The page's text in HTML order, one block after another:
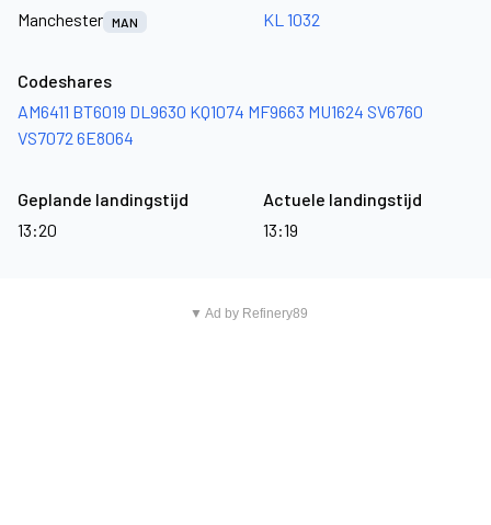
Manchester MAN
KL 1032
Codeshares
AM6411 BT6019 DL9630 KQ1074 MF9663 MU1624 SV6760
VS7072 6E8064
Geplande landingstijd
13:20
Actuele landingstijd
13:19
▼ Ad by Refinery89